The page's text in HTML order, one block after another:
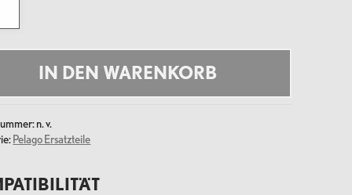
IN DEN WARENKORB
n. v.
Pelago Ersatzteile